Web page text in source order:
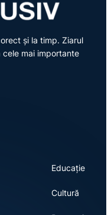
și la timp. Ziarul
mai importante
Educație
Cultură